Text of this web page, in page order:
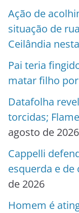
Ação de
situação de
Ceilândia
Pai teria
matar filho
Datafolha
torcidas;
agosto de 2026
Cappelli
esquerda e
de 2026
Homem é